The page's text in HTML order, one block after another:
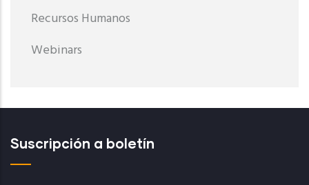
Recursos Humanos
Webinars
Suscripción a boletín